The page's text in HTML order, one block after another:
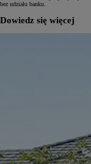
bez udziału banku.
Dowiedz się więcej